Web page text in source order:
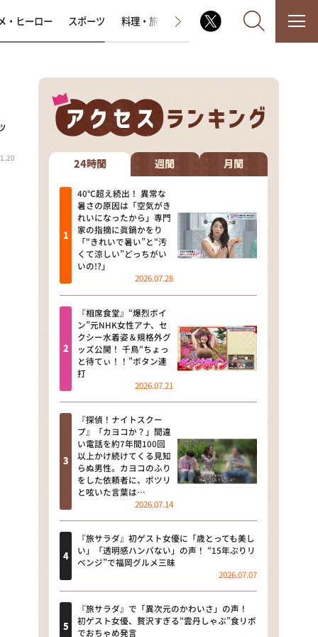
なるみ・岡村の過ぎるTV
相席食堂
これ余談なんですけど・・・
～人生密着トークバラエティ！
～ やすとものいたって真剣です
探偵！ナイトスクープ
news おかえり
河合＆A.B.C-Z塚田×福井アナ
「なんでやねん！？」（news お
かえり）
DAIGOも台所 ～きょうの献立 何
にする？～
本日はダイアンなり！シーズン２
朝だ！生です旅サラダ
教えて！ニュースライブ 正義の
ミカタ
ＬＩＦＥ～夢のカタチ～
新婚さんいらっしゃい！
ザキ山小屋本館
・ヒーロー スポーツ 料理・旅 ラジオ番組 その他
24時間 週間 月間
40℃超え続出！ 異常な
暑さの原因は「空気がき
れいになったから」専門
家の指摘に眞鍋かをり
「“きれいで暑い”と“汚
くて涼しい”どっちがい
いの!?」
2026.07.28
『相席食堂』“爆烈ボイ
ン”元NHK女性アナ、セ
クシー水着姿＆規格外グ
ッズ公開！ 千鳥“ちょっ
と待てぃ！！”ボタン連
打
2026.07.21
『探偵！ナイトスクー
プ』「カヨコか？」間違
い電話を約7年間100回
以上かけ続けてくる見知
らぬ男性。カヨコのふり
をした依頼者に、ポツリ
と呟いた言葉は…
2026.07.14
『旅サラダ』初ゲスト女優に「歳とっても美し
い」「透明感ハンパない」の声！ “15年ぶりリ
ベンジ”で福岡グルメ三昧
2026.07.07
『旅サラダ』で「異次元のかわいさ」の声！
初ゲスト女優、贅沢すぎる“雲丹しゃぶ”食リポ
でおちゃめ発言